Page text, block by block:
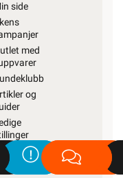
side
med
og
og